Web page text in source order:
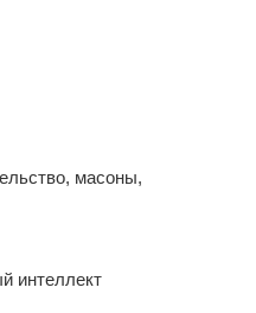
масоны,
интеллект